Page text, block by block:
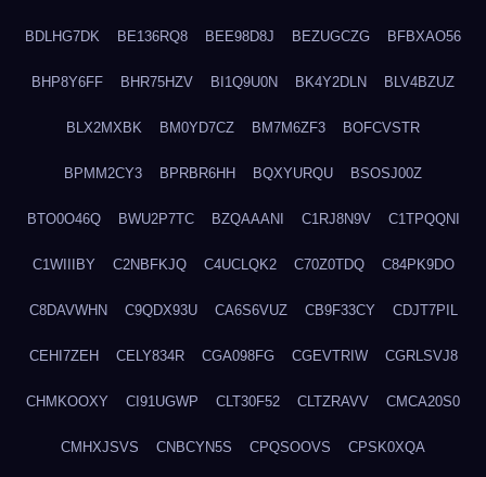
BDLHG7DK BE136RQ8 BEE98D8J BEZUGCZG BFBXAO56
BHP8Y6FF BHR75HZV BI1Q9U0N BK4Y2DLN BLV4BZUZ
BLX2MXBK BM0YD7CZ BM7M6ZF3 BOFCVSTR
BPMM2CY3 BPRBR6HH BQXYURQU BSOSJ00Z
BTO0O46Q BWU2P7TC BZQAAANI C1RJ8N9V C1TPQQNI
C1WIIIBY C2NBFKJQ C4UCLQK2 C70Z0TDQ C84PK9DO
C8DAVWHN C9QDX93U CA6S6VUZ CB9F33CY CDJT7PIL
CEHI7ZEH CELY834R CGA098FG CGEVTRIW CGRLSVJ8
CHMKOOXY CI91UGWP CLT30F52 CLTZRAVV CMCA20S0
CMHXJSVS CNBCYN5S CPQSOOVS CPSK0XQA